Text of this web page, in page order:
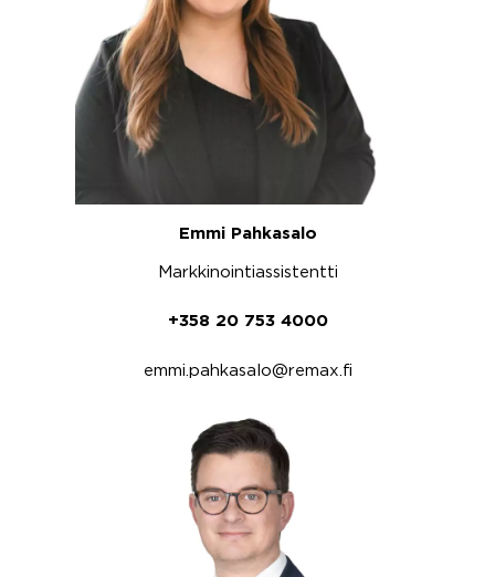
Emmi Pahkasalo
Markkinointiassistentti
+358 20 753 4000
emmi.pahkasalo@remax.fi